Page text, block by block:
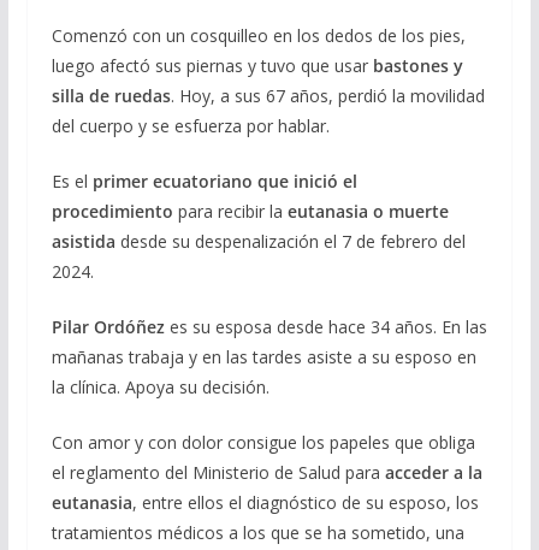
Comenzó con un cosquilleo en los dedos de los pies,
luego afectó sus piernas y tuvo que usar bastones y
silla de ruedas. Hoy, a sus 67 años, perdió la movilidad
del cuerpo y se esfuerza por hablar.
Es el primer ecuatoriano que inició el
procedimiento para recibir la eutanasia o muerte
asistida desde su despenalización el 7 de febrero del
2024.
Pilar Ordóñezes su esposa desde hace 34 años. En las
mañanas trabaja y en las tardes asiste a su esposo en
la clínica. Apoya su decisión.
Con amor y con dolor consigue los papeles que obliga
el reglamento del Ministerio de Salud para acceder a la
eutanasia, entre ellos el diagnóstico de su esposo, los
tratamientos médicos a los que se ha sometido, una